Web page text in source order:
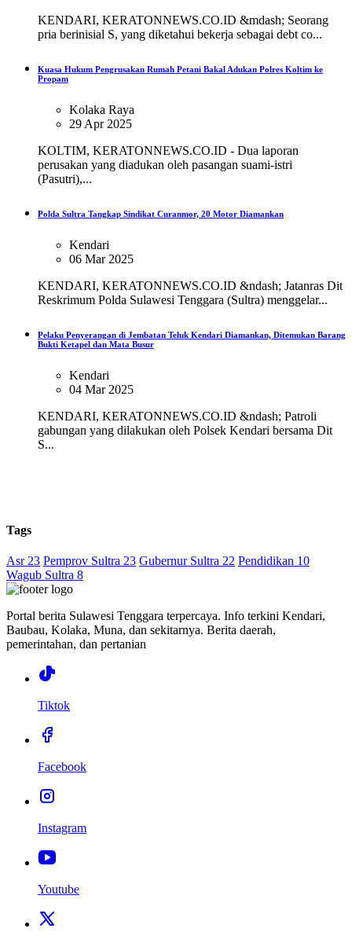
KENDARI, KERATONNEWS.CO.ID &mdash; Seorang
pria berinisial S, yang diketahui bekerja sebagai debt co...
Kuasa Hukum Pengrusakan Rumah Petani Bakal Adukan Polres Koltim ke
Propam
Kolaka Raya
29 Apr 2025
KOLTIM, KERATONNEWS.CO.ID - Dua laporan
perusakan yang diadukan oleh pasangan suami-istri
(Pasutri),...
Polda Sultra Tangkap Sindikat Curanmor, 20 Motor Diamankan
Kendari
06 Mar 2025
KENDARI, KERATONNEWS.CO.ID &ndash; Jatanras Dit
Reskrimum Polda Sulawesi Tenggara (Sultra) menggelar...
Pelaku Penyerangan di Jembatan Teluk Kendari Diamankan, Ditemukan Barang
Bukti Ketapel dan Mata Busur
Kendari
04 Mar 2025
KENDARI, KERATONNEWS.CO.ID &ndash; Patroli
gabungan yang dilakukan oleh Polsek Kendari bersama Dit
S...
Tags
Asr 23 Pemprov Sultra 23 Gubernur Sultra 22 Pendidikan 10
Wagub Sultra 8
Portal berita Sulawesi Tenggara terpercaya. Info terkini Kendari,
Baubau, Kolaka, Muna, dan sekitarnya. Berita daerah,
pemerintahan, dan pertanian
Tiktok
Facebook
Instagram
Youtube